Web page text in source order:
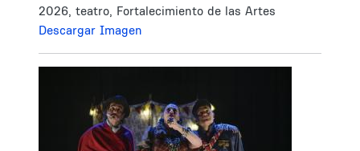
2026, teatro, Fortalecimiento de las Artes
Descargar Imagen